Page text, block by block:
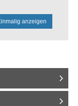
anzeigen